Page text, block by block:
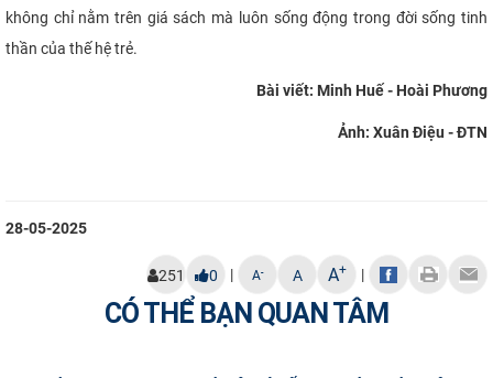
không chỉ nằm trên giá sách mà luôn sống động trong đời sống tinh
thần của thế hệ trẻ.
Bài viết: Minh Huế - Hoài Phương
Ảnh: Xuân Điệu - ĐTN
28-05-2025
251 0 | A- A A+ |
CÓ THỂ BẠN QUAN TÂM